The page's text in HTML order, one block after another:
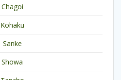
Chagoi
Kohaku
Sanke
Showa